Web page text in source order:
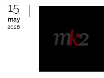
15
may
2026